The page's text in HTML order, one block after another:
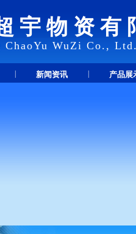
宇物资有
ChaoYu WuZi Co.,
新闻资讯 产品展